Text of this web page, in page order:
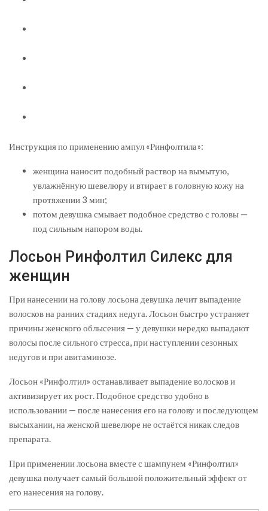
Инструкция по применению ампул «Ринфолтила»:
женщина наносит подобный раствор на вымытую,
увлажнённую шевелюру и втирает в головную кожу на
протяжении 3 мин;
потом девушка смывает подобное средство с головы —
под сильным напором воды.
Лосьон Ринфолтил Силекс для
женщин
При нанесении на голову лосьона девушка лечит выпадение
волосков на ранних стадиях недуга. Лосьон быстро устраняет
причины женского облысения — у девушки нередко выпадают
волосы после сильного стресса, при наступлении сезонных
недугов и при авитаминозе.
Лосьон «Ринфолтил» останавливает выпадение волосков и
активизирует их рост. Подобное средство удобно в
использовании — после нанесения его на голову и последующем
высыхании, на женской шевелюре не остаётся никак следов
препарата.
При применении лосьона вместе с шампунем «Ринфолтил»
девушка получает самый большой положительный эффект от
его нанесения на голову.